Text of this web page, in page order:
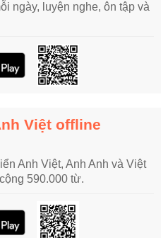
ngày, luyện nghe, ôn tập và
Việt offline
Anh Việt, Anh Anh và Việt
590.000 từ.